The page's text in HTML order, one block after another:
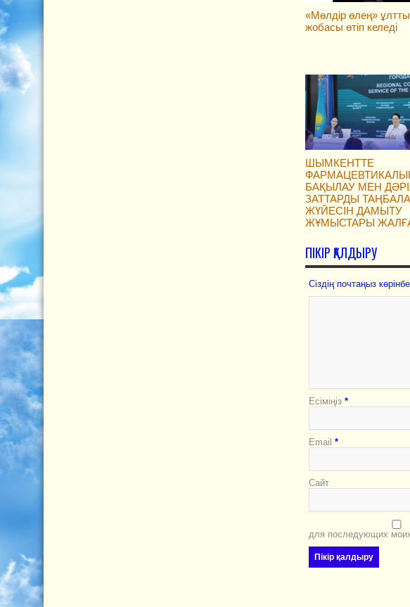
«Мөлдір өлең»
жобасы өтіп келеді
ШЫМКЕНТТЕ
БАҚЫЛАУ МЕН
ЗАТТАРДЫ
ЖҮЙЕСІН ДАМЫТУ
ЖҰМЫСТАРЫ
ПІКІР ҚАЛДЫРУ
Сіздің почтаңыз
Есіміңіз *
Email *
Сайт
для последующих